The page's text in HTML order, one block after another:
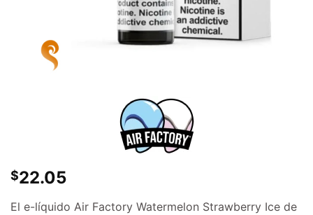
$22.05
El e-líquido Air Factory Watermelon Strawberry Ice de